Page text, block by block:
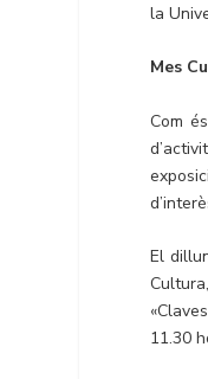
la
Mes
Com
El
11.30